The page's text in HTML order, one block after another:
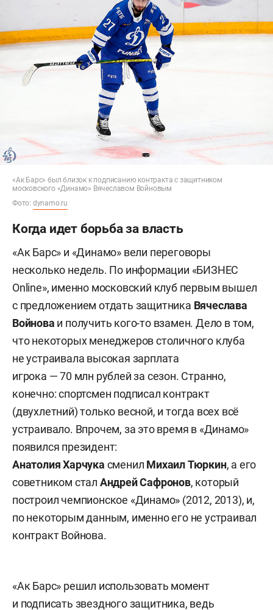
«Ак Барс» был близок к подписанию контракта с защитником
московского «Динамо» Вячеславом Войновым
Фото: dynamo.ru
Когда идет борьба за власть
«Ак Барс» и «Динамо» вели переговоры
несколько недель. По информации «БИЗНЕС
Online», именно московский клуб первым вышел
с предложением отдать защитника Вячеслава
Войнова и получить кого-то взамен. Дело в том,
что некоторых менеджеров столичного клуба
не устраивала высокая зарплата
игрока — 70 млн рублей за сезон. Странно,
конечно: спортсмен подписал контракт
(двухлетний) только весной, и тогда всех всё
устраивало. Впрочем, за это время в «Динамо»
появился президент:
АнатолияХарчука сменил МихаилТюркин, а его
советником стал Андрей Сафронов, который
построил чемпионское «Динамо» (2012, 2013), и,
по некоторым данным, именно его не устраивал
контракт Войнова.
«Ак Барс» решил использовать момент
и подписать звездного защитника, ведь